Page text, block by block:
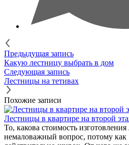
Предыдущая запись
Какую лестницу выбрать в дом
Следующая запись
Лестницы на тетивах
Похожие записи
Лестницы в квартире на второй
То, какова стоимость
немаловажный вопрос, потому как